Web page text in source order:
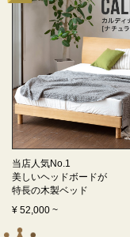
当店人気No.1
美しいヘッドボードが
特長の木製ベッド
¥ 52,000 ~